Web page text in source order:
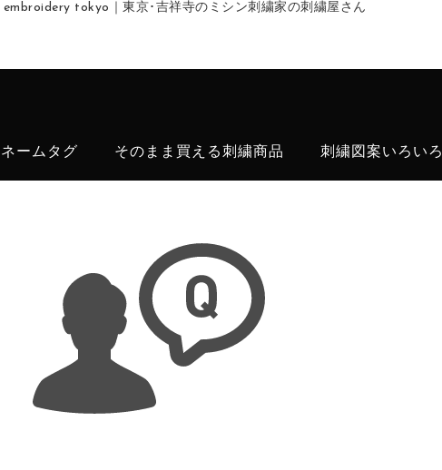
embroidery tokyo｜東京･吉祥寺のミシン刺繍家の刺繍屋さん
ームタグ そのまま買える刺繍商品 刺繍図案いろいろ